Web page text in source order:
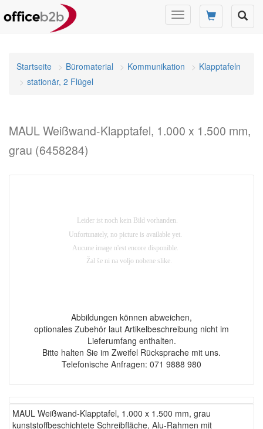
Navigation
umschalten
Startseite Büromaterial Kommunikation
Klapptafeln
stationär, 2 Flügel
MAUL Weißwand-Klapptafel, 1.000 x 1.500 mm,
grau (6458284)
Abbildungen können abweichen,
optionales Zubehör laut Artikelbeschreibung nicht im
Lieferumfang enthalten.
Bitte halten Sie im Zweifel Rücksprache mit uns.
Telefonische Anfragen: 071 9888 980
MAUL Weißwand-Klapptafel, 1.000 x 1.500 mm, grau
kunststoffbeschichtete Schreibfläche, Alu-Rahmen mit